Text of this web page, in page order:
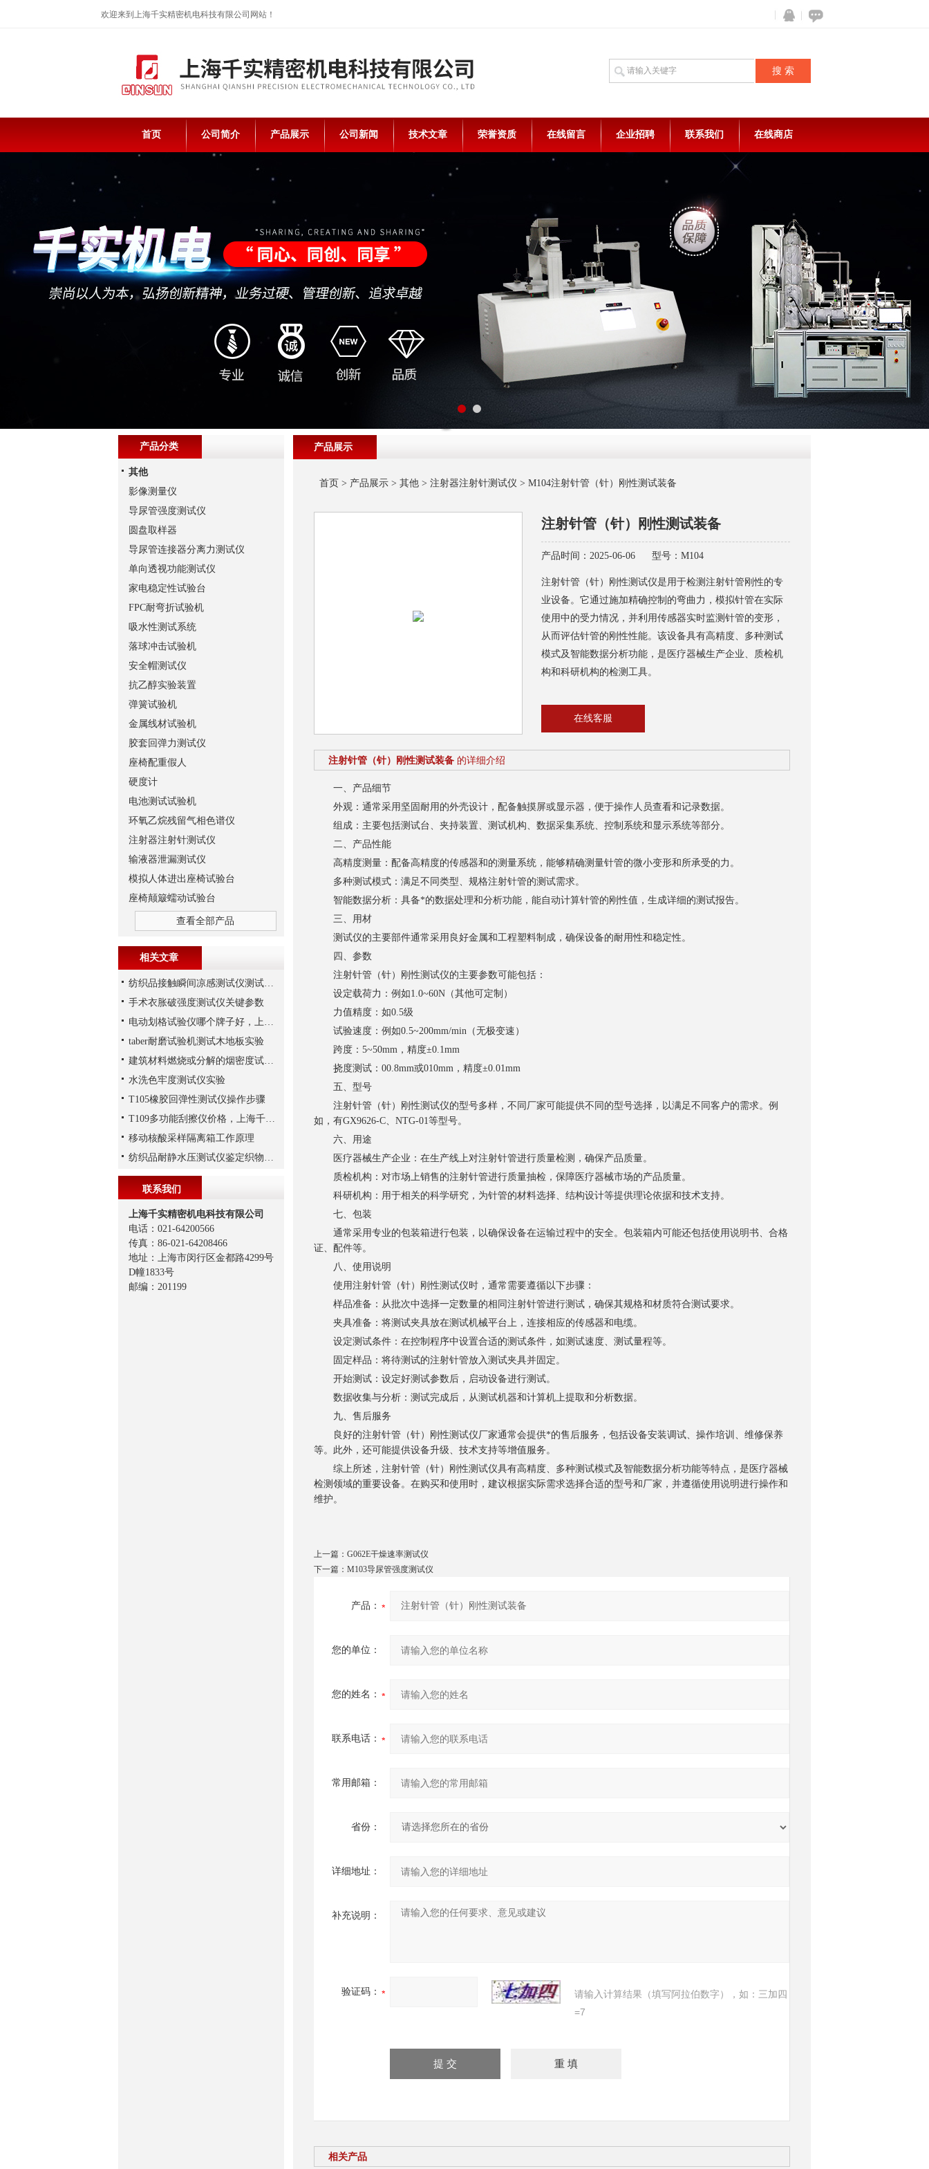
欢迎来到上海千实精密机电科技有限公司网站！
在线咨
首页 公司简介 产品展示 公司新闻 技术文章 荣誉资质 在线留言 企业招聘 联系我们 在线商店
产品展示
首页 > 产品展示> 其他> 注射器注射针测试仪 > M104注射针管（针）刚性测试装备
注射针管（针）刚性测试装备
产品时间：2025-06-06 型号：M104
注射针管（针）刚性测试仪是用于检测注射针管刚性的专
业设备。它通过施加精确控制的弯曲力，模拟针管在实际
使用中的受力情况，并利用传感器实时监测针管的变形，
从而评估针管的刚性性能。该设备具有高精度、多种测试
模式及智能数据分析功能，是医疗器械生产企业、质检机
构和科研机构的检测工具。
在线客服
注射针管（针）刚性测试装备 的详细介绍
一、产品细节
外观：通常采用坚固耐用的外壳设计，配备触摸屏或显示器，便于操作人员查看和记录数据。
组成：主要包括测试台、夹持装置、测试机构、数据采集系统、控制系统和显示系统等部分。
二、产品性能
高精度测量：配备高精度的传感器和的测量系统，能够精确测量针管的微小变形和所承受的力。
多种测试模式：满足不同类型、规格注射针管的测试需求。
智能数据分析：具备*的数据处理和分析功能，能自动计算针管的刚性值，生成详细的测试报告。
三、用材
测试仪的主要部件通常采用良好金属和工程塑料制成，确保设备的耐用性和稳定性。
四、参数
注射针管（针）刚性测试仪的主要参数可能包括：
设定载荷力：例如1.0~60N（其他可定制）
力值精度：如0.5级
试验速度：例如0.5~200mm/min（无极变速）
跨度：5~50mm，精度±0.1mm
挠度测试：00.8mm或010mm，精度±0.01mm
五、型号
注射针管（针）刚性测试仪的型号多样，不同厂家可能提供不同的型号选择，以满足不同客户的需求。例
如，有GX9626-C、NTG-01等型号。
六、用途
医疗器械生产企业：在生产线上对注射针管进行质量检测，确保产品质量。
质检机构：对市场上销售的注射针管进行质量抽检，保障医疗器械市场的产品质量。
科研机构：用于相关的科学研究，为针管的材料选择、结构设计等提供理论依据和技术支持。
七、包装
通常采用专业的包装箱进行包装，以确保设备在运输过程中的安全。包装箱内可能还包括使用说明书、合格
证、配件等。
八、使用说明
使用注射针管（针）刚性测试仪时，通常需要遵循以下步骤：
样品准备：从批次中选择一定数量的相同注射针管进行测试，确保其规格和材质符合测试要求。
夹具准备：将测试夹具放在测试机械平台上，连接相应的传感器和电缆。
设定测试条件：在控制程序中设置合适的测试条件，如测试速度、测试量程等。
固定样品：将待测试的注射针管放入测试夹具并固定。
开始测试：设定好测试参数后，启动设备进行测试。
数据收集与分析：测试完成后，从测试机器和计算机上提取和分析数据。
九、售后服务
良好的注射针管（针）刚性测试仪厂家通常会提供*的售后服务，包括设备安装调试、操作培训、维修保养
等。此外，还可能提供设备升级、技术支持等增值服务。
综上所述，注射针管（针）刚性测试仪具有高精度、多种测试模式及智能数据分析功能等特点，是医疗器械
检测领域的重要设备。在购买和使用时，建议根据实际需求选择合适的型号和厂家，并遵循使用说明进行操作和
维护。
上一篇： G062E干燥速率测试仪
下一篇： M103导尿管强度测试仪
产品：
您的单位：
您的姓名：
联系电话：
常用邮箱：
省份：
详细地址：
补充说明：
验证码：
请输入计算结果（填写阿拉伯数字），如：三加四
=7
相关产品
产品分类
其他
影像测量仪
导尿管强度测试仪
圆盘取样器
导尿管连接器分离力测试仪
单向透视功能测试仪
家电稳定性试验台
FPC耐弯折试验机
吸水性测试系统
落球冲击试验机
安全帽测试仪
抗乙醇实验装置
弹簧试验机
金属线材试验机
胶套回弹力测试仪
座椅配重假人
硬度计
电池测试试验机
环氧乙烷残留气相色谱仪
注射器注射针测试仪
输液器泄漏测试仪
模拟人体进出座椅试验台
座椅颠簸蠕动试验台
查看全部产品
相关文章
纺织品接触瞬间凉感测试仪测试原理
手术衣胀破强度测试仪关键参数
电动划格试验仪哪个牌子好，上海千实T110十字划格仪对标进口
taber耐磨试验机测试木地板实验
建筑材料燃烧或分解的烟密度试验方法
水洗色牢度测试仪实验
T105橡胶回弹性测试仪操作步骤
T109多功能刮擦仪价格，上海千实工程师给您参考
移动核酸采样隔离箱工作原理
纺织品耐静水压测试仪鉴定织物的防水透湿性
联系我们
上海千实精密机电科技有限公司
电话：021-64200566
传真：86-021-64208466
地址：上海市闵行区金都路4299号
D幢1833号
邮编：201199